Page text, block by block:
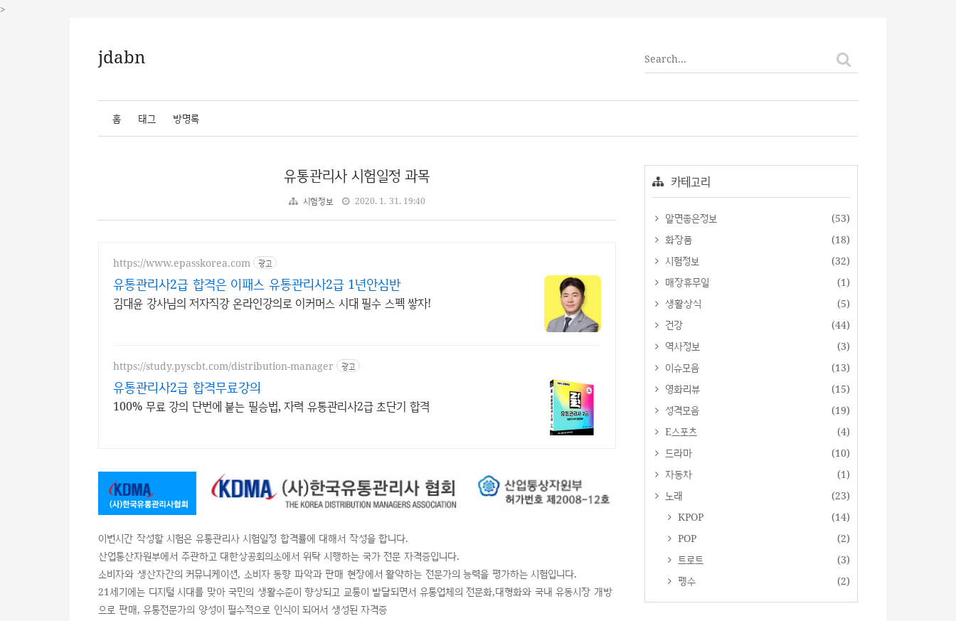
>
jdabn
홈 태그 방명록
유통관리사 시험일정 과목
시험정보 2020. 1. 31. 19:40
https://www.epasskorea.com 광고
유통관리사2급 합격은 이패스 유통관리사2급 1년안심반
김대윤 강사님의 저자직강 온라인강의로 이커머스 시대 필수 스펙 쌓자!
https://study.pyscbt.com/distribution-manager 광고
유통관리사2급 합격무료강의
100% 무료 강의 단번에 붙는 필승법, 자력 유통관리사2급 초단기 합격
이번시간 작성할 시험은 유통관리사 시험일정 합격률에 대해서 작성을 합니다.
산업통산자원부에서 주관하고 대한상공회의소에서 위탁 시행하는 국가 전문 자격증입니다.
소비자와 생산자간의 커뮤니케이션, 소비자 동향 파악과 판매 현장에서 활약하는 전문가의 능력을 평가하는 시험입니다.
21세기에는 디지털 시대를 맞아 국민의 생활수준이 향상되고 교통이 발달되면서 유통업체의 전문화,대형화와 국내 유동시장 개방
으로 판매, 유통전문가의 양성이 필수적으로 인식이 되어서 생성된 자격증
카테고리
알면좋은정보
(53)
화장품
(18)
시험정보
(32)
매장휴무일
(1)
생활상식
(5)
건강
(44)
역사정보
(3)
이슈모음
(13)
영화리뷰
(15)
성격모음
(19)
E스포츠
(4)
드라마
(10)
자동차
(1)
노래
(23)
KPOP
(14)
POP
(2)
트로트
(3)
펭수
(2)